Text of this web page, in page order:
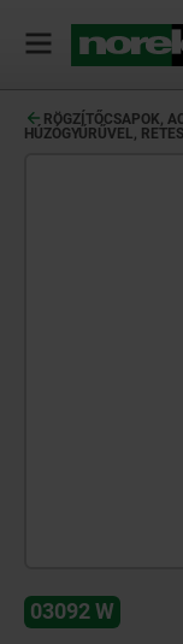
RÖGZÍTŐCSAPOK,
HÚZÓGYŰRŰVEL,
03092 W